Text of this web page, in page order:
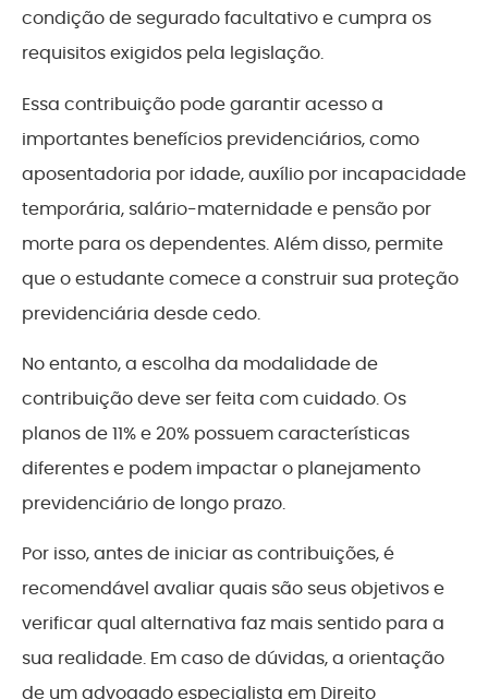
condição de segurado facultativo e cumpra os
requisitos exigidos pela legislação.
Essa contribuição pode garantir acesso a
importantes benefícios previdenciários, como
aposentadoria por idade, auxílio por incapacidade
temporária, salário-maternidade e pensão por
morte para os dependentes. Além disso, permite
que o estudante comece a construir sua proteção
previdenciária desde cedo.
No entanto, a escolha da modalidade de
contribuição deve ser feita com cuidado. Os
planos de 11% e 20% possuem características
diferentes e podem impactar o planejamento
previdenciário de longo prazo.
Por isso, antes de iniciar as contribuições, é
recomendável avaliar quais são seus objetivos e
verificar qual alternativa faz mais sentido para a
sua realidade. Em caso de dúvidas, a orientação
de um advogado especialista em Direito